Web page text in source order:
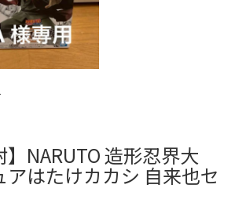
NARUTO 造形忍界大
はたけカカシ 自来也セ